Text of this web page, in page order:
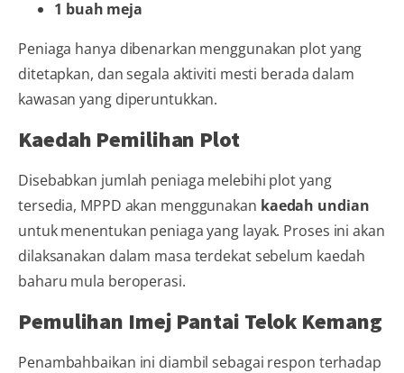
1 buah meja
Peniaga hanya dibenarkan menggunakan plot yang
ditetapkan, dan segala aktiviti mesti berada dalam
kawasan yang diperuntukkan.
Kaedah Pemilihan Plot
Disebabkan jumlah peniaga melebihi plot yang
tersedia, MPPD akan menggunakan kaedah undian
untuk menentukan peniaga yang layak. Proses ini akan
dilaksanakan dalam masa terdekat sebelum kaedah
baharu mula beroperasi.
Pemulihan Imej Pantai Telok Kemang
Penambahbaikan ini diambil sebagai respon terhadap